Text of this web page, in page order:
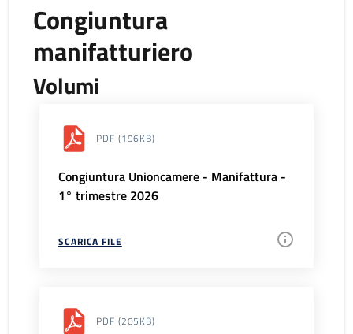
Congiuntura
manifatturiero
Volumi
PDF (196KB)
Congiuntura Unioncamere - Manifattura -
1° trimestre 2026
SCARICA FILE
PDF (205KB)